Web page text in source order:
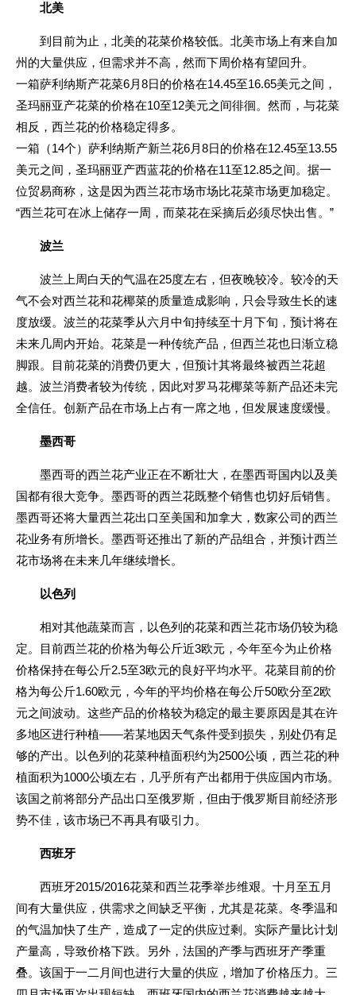
北美
到目前为止，北美的花菜价格较低。北美市场上有来自加
州的大量供应，但需求并不高，然而下周价格有望回升。
一箱萨利纳斯产花菜6月 8日的价格在14.45至16.65美元之间，
圣玛丽亚产花菜的价格在10至12美元之间徘徊。然而，与花菜
相反，西兰花的价格稳定得多。
一箱（14个）萨利纳斯产新兰花6月 8日的价格在12.45至13.55
美元之间，圣玛丽亚产西蓝花的价格在11至12.85之间。据一
位贸易商称，这是因为西兰花市场市场比花菜市场更加稳定。
“西兰花可在冰上储存一周，而菜花在采摘后必须尽快出售。 ”
波兰
波兰上周白天的气温在25度左右，但夜晚较冷。较冷的天
气不会对西兰花和花椰菜的质量造成影响，只会导致生长的速
度放缓。波兰的花菜季从六月中旬持续至十月下旬，预计将在
未来几周内开始。花菜是一种传统产品，但西兰花也日渐立稳
脚跟。目前花菜的消费仍更大，但预计其将最终被西兰花超
越。波兰消费者较为传统，因此对罗马花椰菜等新产品还未完
全信任。创新产品在市场上占有一席之地，但发展速度缓慢。
墨西哥
墨西哥的西兰花产业正在不断壮大，在墨西哥国内以及美
国都有很大竞争。墨西哥的西兰花既整个销售也切好后销售。
墨西哥还将大量西兰花出口至美国和加拿大，数家公司的西兰
花业务有所增长。墨西哥还推出了新的产品组合，并预计西兰
花市场将在未来几年继续增长。
以色列
相对其他蔬菜而言，以色列的花菜和西兰花市场仍较为稳
定。目前西兰花的价格为每公斤近3欧元，今年至今为止价格
价格保持在每公斤2.5至3欧元的良好平均水平。花菜目前的价
格为每公斤1.60欧元，今年的平均价格在每公斤50欧分至2欧
元之间波动。这些产品的价格较为稳定的最主要原因是其在许
多地区进行种植——若某地因天气条件受到损失，别处仍有足
够的产出。以色列的花菜种植面积约为2500公顷，西兰花的种
植面积为1000公顷左右，几乎所有产出都用于供应国内市场。
该国之前将部分产品出口至俄罗斯，但由于俄罗斯目前经济形
势不佳，该市场已不再具有吸引力。
西班牙
西班牙2015/2016花菜和西兰花季举步维艰。十月至五月
间有大量供应，供需求之间缺乏平衡，尤其是花菜。冬季温和
的气温加快了生产，造成了一定的供应过剩。实际产量比计划
产量高，导致价格下跌。另外，法国的产季与西班牙产季重
叠。该国于一二月间也进行大量的供应，增加了价格压力。三